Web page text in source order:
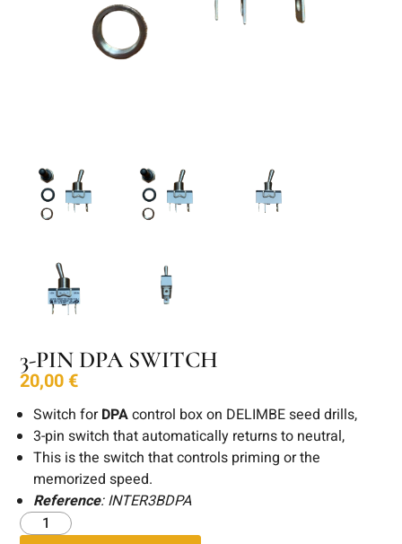
3-PIN DPA SWITCH
20,00€
Switch forDPAcontrol box on DELIMBE seed drills,
3-pin switch that automatically returns to neutral,
This is the switch that controls priming or the
memorized speed.
Reference: INTER3BDPA